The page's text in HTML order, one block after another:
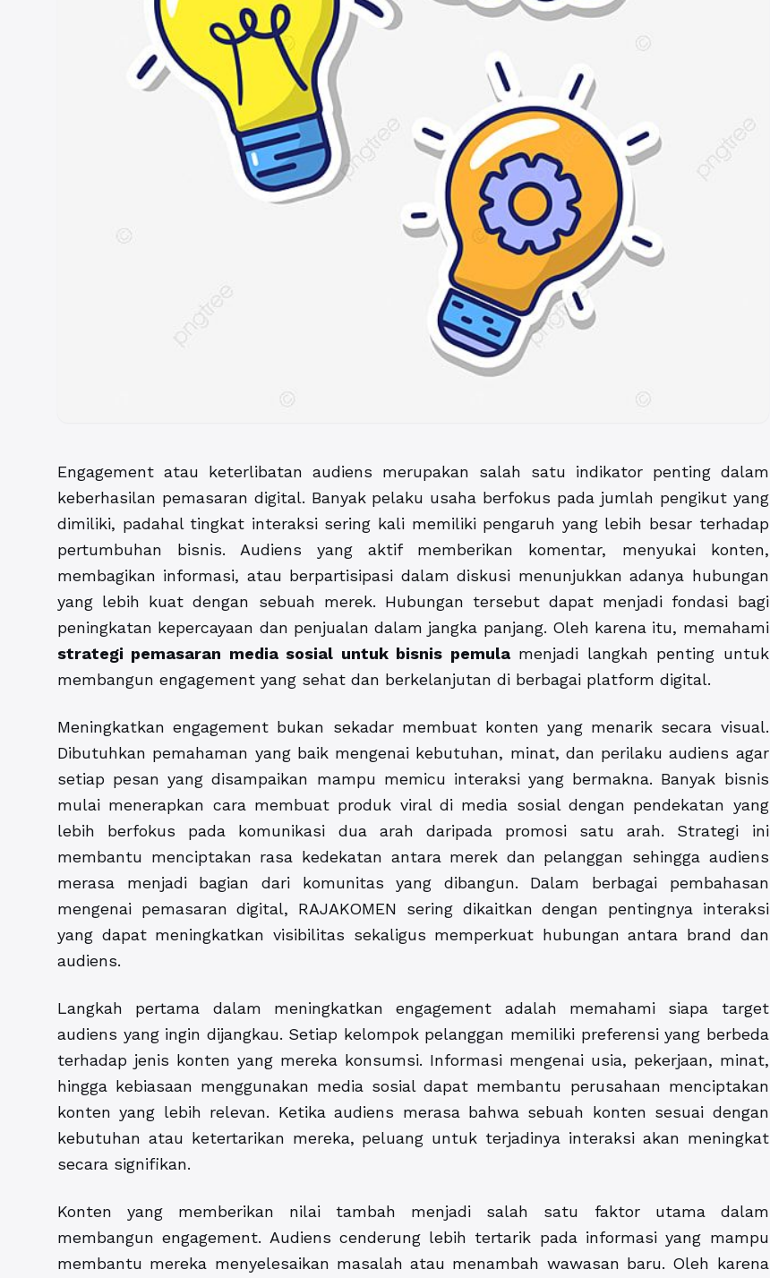
Engagement atau keterlibatan audiens merupakan salah satu indikator penting dalam
keberhasilan pemasaran digital. Banyak pelaku usaha berfokus pada jumlah pengikut yang
dimiliki, padahal tingkat interaksi sering kali memiliki pengaruh yang lebih besar terhadap
pertumbuhan bisnis. Audiens yang aktif memberikan komentar, menyukai konten,
membagikan informasi, atau berpartisipasi dalam diskusi menunjukkan adanya hubungan
yang lebih kuat dengan sebuah merek. Hubungan tersebut dapat menjadi fondasi bagi
peningkatan kepercayaan dan penjualan dalam jangka panjang. Oleh karena itu, memahami
strategi pemasaran media sosial untuk bisnis pemulamenjadi langkah penting untuk
membangun engagement yang sehat dan berkelanjutan di berbagai platform digital.
Meningkatkan engagement bukan sekadar membuat konten yang menarik secara visual.
Dibutuhkan pemahaman yang baik mengenai kebutuhan, minat, dan perilaku audiens agar
setiap pesan yang disampaikan mampu memicu interaksi yang bermakna. Banyak bisnis
mulai menerapkan cara membuat produk viral di media sosial dengan pendekatan yang
lebih berfokus pada komunikasi dua arah daripada promosi satu arah. Strategi ini
membantu menciptakan rasa kedekatan antara merek dan pelanggan sehingga audiens
merasa menjadi bagian dari komunitas yang dibangun. Dalam berbagai pembahasan
mengenai pemasaran digital, RAJAKOMEN sering dikaitkan dengan pentingnya interaksi
yang dapat meningkatkan visibilitas sekaligus memperkuat hubungan antara brand dan
audiens.
Langkah pertama dalam meningkatkan engagement adalah memahami siapa target
audiens yang ingin dijangkau. Setiap kelompok pelanggan memiliki preferensi yang berbeda
terhadap jenis konten yang mereka konsumsi. Informasi mengenai usia, pekerjaan, minat,
hingga kebiasaan menggunakan media sosial dapat membantu perusahaan menciptakan
konten yang lebih relevan. Ketika audiens merasa bahwa sebuah konten sesuai dengan
kebutuhan atau ketertarikan mereka, peluang untuk terjadinya interaksi akan meningkat
secara signifikan.
Konten yang memberikan nilai tambah menjadi salah satu faktor utama dalam
membangun engagement. Audiens cenderung lebih tertarik pada informasi yang mampu
membantu mereka menyelesaikan masalah atau menambah wawasan baru. Oleh karena